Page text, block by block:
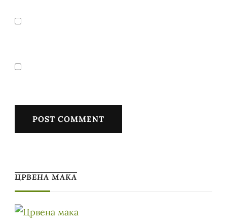
ЦРВЕНА МАКА